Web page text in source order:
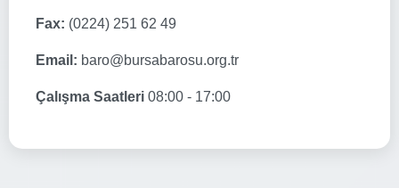
Fax: (0224) 251 62 49
Email: baro@bursabarosu.org.tr
Çalışma Saatleri 08:00 - 17:00